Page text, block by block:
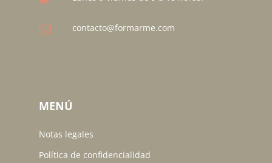
contacto@formarme.com
MENÚ
Notas legales
Política de confidencialidad